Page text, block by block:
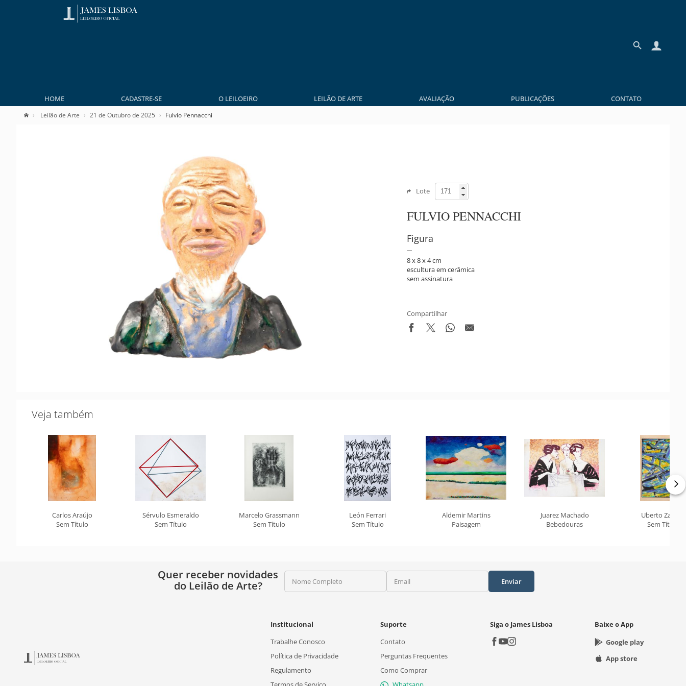
HOME CADASTRE-SE O LEILOEIRO LEILÃO DE ARTE AVALIAÇÃO PUBLICAÇÕES CONTATO
Leilão de Arte 21 de Outubro de 2025 Fulvio Pennacchi
Lote
FULVIO PENNACCHI
Figura
8 x 8 x 4 cm
escultura em cerâmica
sem assinatura
Compartilhar
Veja também
Carlos Araújo
Sem Título
Sérvulo Esmeraldo
Sem Título
Marcelo Grassmann
Sem Título
León Ferrari
Sem Título
Aldemir Martins
Paisagem
Juarez Machado
Bebedouras
Uberto Zamith
Sem Título
Quer receber novidades
do Leilão de Arte?
Nome Completo Email Enviar
Institucional
Trabalhe Conosco
Política de Privacidade
Regulamento
Suporte
Contato
Perguntas Frequentes
Como Comprar
Siga o James Lisboa
Baixe o App
Google play
App store